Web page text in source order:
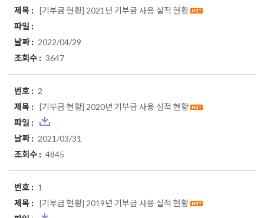
[기부금 현황] 2021년 기부금 사용 실적 현황
2022/04/29
3647
2
[기부금 현황] 2020년 기부금 사용 실적 현황
2021/03/31
4845
1
[기부금 현황] 2019년 기부금 사용 실적 현황